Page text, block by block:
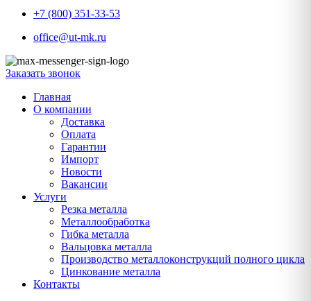
+7 (800) 351-33-53
office@ut-mk.ru
Заказать звонок
Главная
О компании
Доставка
Оплата
Гарантии
Импорт
Новости
Вакансии
Услуги
Резка металла
Металлообработка
Гибка металла
Вальцовка металла
Производство металлоконструкций полного цикла
Цинкование металла
Контакты